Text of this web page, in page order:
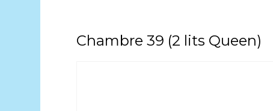
Chambre 39 (2 lits Queen)